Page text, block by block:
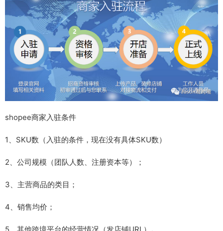
shopee商家入驻条件
1、SKU数（入驻的条件，现在没有具体SKU数）
2、公司规模（团队人数、注册资本等）；
3、主营商品的类目；
4、销售均价；